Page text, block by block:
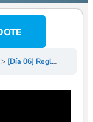
[Día 06] Reglas de Discernimiento 1ª Semana – EE Sacerdotes 2024 – P. Gabriel Zapata